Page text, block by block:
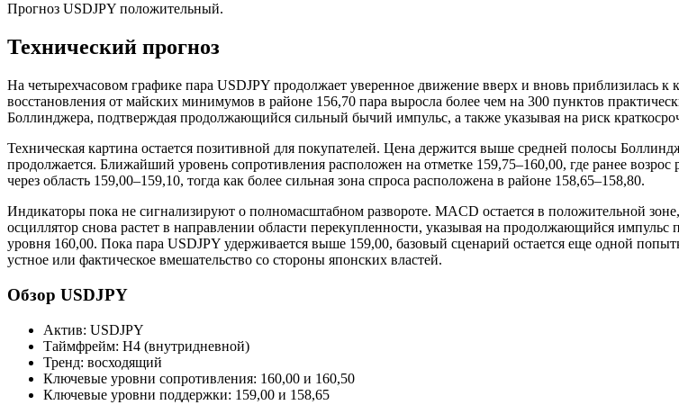
Прогноз USDJPY положительный.
Технический прогноз
На четырехчасовом графике пара USDJPY продолжает уверенное движение вверх и вновь приблизилась
восстановления от майских минимумов в районе 156,70 пара выросла более чем на 300 пунктов
Боллинджера, подтверждая продолжающийся сильный бычий импульс, а также указывая на риск
Техническая картина остается позитивной для покупателей. Цена держится выше средней полосы
продолжается. Ближайший уровень сопротивления расположен на отметке 159,75–160,00, где ранее
через область 159,00–159,10, тогда как более сильная зона спроса расположена в районе 158,65–158,80.
Индикаторы пока не сигнализируют о полномасштабном развороте. MACD остается в положительной
осциллятор снова растет в направлении области перекупленности, указывая на продолжающийся
уровня 160,00. Пока пара USDJPY удерживается выше 159,00, базовый сценарий остается еще одной
устное или фактическое вмешательство со стороны японских властей.
Обзор USDJPY
Актив: USDJPY
Таймфрейм: H4 (внутридневной)
Тренд: восходящий
Ключевые уровни сопротивления: 160,00 и 160,50
Ключевые уровни поддержки: 159,00 и 158,65